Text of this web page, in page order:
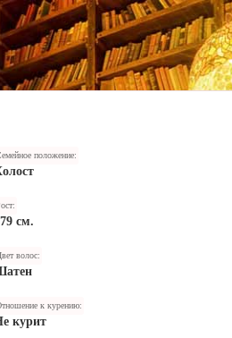
положение:
см.
волос:
к курению:
курит